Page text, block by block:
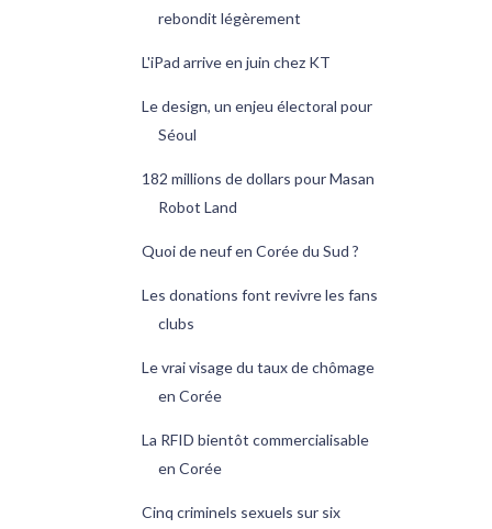
rebondit légèrement
L'iPad arrive en juin chez KT
Le design, un enjeu électoral pour
Séoul
182 millions de dollars pour Masan
Robot Land
Quoi de neuf en Corée du Sud ?
Les donations font revivre les fans
clubs
Le vrai visage du taux de chômage
en Corée
La RFID bientôt commercialisable
en Corée
Cinq criminels sexuels sur six